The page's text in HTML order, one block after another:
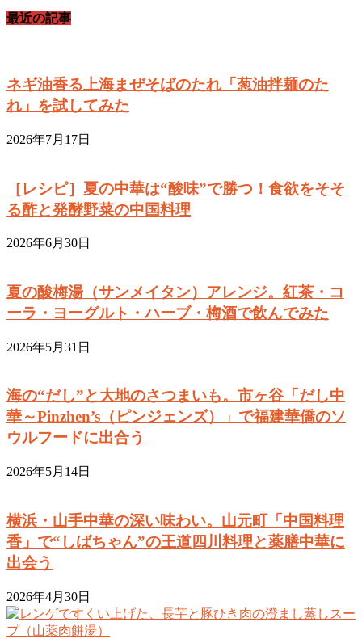
最近の記事
ネギ油香る上海まぜそばのたれ「葱油拌麺のた
れ」を試してみた
2026年7月17日
［レシピ］夏の中華は“酸味”で勝つ！食欲をそそ
る酢と発酵野菜の中国料理
2026年6月30日
夏の酸梅湯（サンメイタン）アレンジ。紅茶・コ
ーラ・ヨーグルト・ハーブ・梅酒で飲んでみた
2026年5月31日
海の“だし”と大地のさつまいも。市ヶ谷「だし中
華～Pinzhen’s（ピンジェンズ）」で福建華僑のソ
ウルフードに出合う
2026年5月14日
横浜・山手中華の深い味わい。山元町「中国料理
香」で“しばちゃん”の王道四川料理と薬膳中華に
出会う
2026年4月30日